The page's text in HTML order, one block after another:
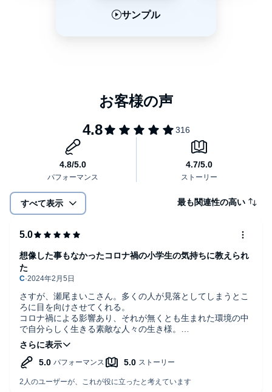
サンプル
すべて表示 最も関連性の高い
さすが、瀬尾まいこさん。多くの人が見落としてしまうとこ
ろに目を向けさせてくれる。
コロナ禍による影響あり、それが無くとも生まれた環境の中
で自分らしく生きる素敵な人々の生き様。
さえちゃん母、最高！
また、学校という限られた空間で地位を獲得したがったり誰
するのは、大人が無意識のうちに凝り固まった価値観で他人
想像した事もなかったコロナ禍の小学生の気持ちに教えられ
た